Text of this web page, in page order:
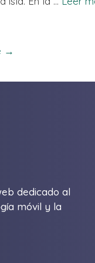
→
dedicado al
móvil y la